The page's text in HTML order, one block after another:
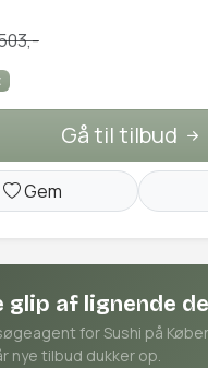
Gå til tilbud
Gem
glip af lignende
for Sushi på
nye tilbud dukker op.